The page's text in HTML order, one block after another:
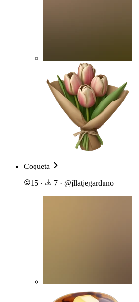
Coqueta
15 · 7 · @jllatjegarduno